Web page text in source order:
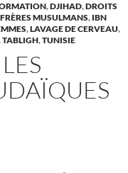
,DJIHAD,DROITS
FRÈRES MUSULMANS, IBN
,LAVAGE DE CERVEAU,
TABLIGH,TUNISIE